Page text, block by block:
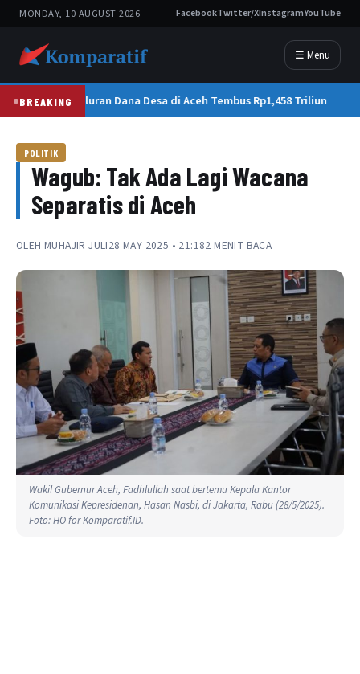
MONDAY, 10 AUGUST 2026 FacebookTwitter/XInstagramYouTube
☰ Menu
BREAKINGPenyaluran Dana Desa di Aceh Tembus Rp1,458 Triliun
POLITIK
Wagub: Tak Ada Lagi Wacana
Separatis di Aceh
OLEH MUHAJIR JULI28 MAY 2025 • 21:182 MENIT BACA
Wakil Gubernur Aceh, Fadhlullah saat bertemu Kepala Kantor
Komunikasi Kepresidenan, Hasan Nasbi, di Jakarta, Rabu (28/5/2025).
Foto: HO for Komparatif.ID.